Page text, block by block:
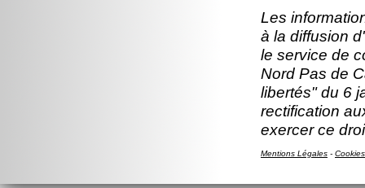
Les
à la diffusion
le service de
Nord Pas de
libertés" du 6
rectification
exercer ce
Mentions Légales - Cookies